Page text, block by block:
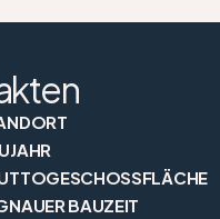
BAUZEIT